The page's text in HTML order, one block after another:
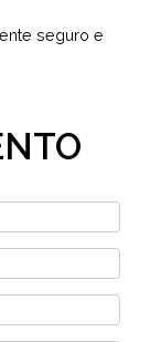
seguro e